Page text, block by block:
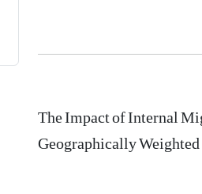
The Impact of Internal
Geographically